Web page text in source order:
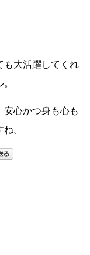
も大活躍してくれ
安心かつ身も心も
。